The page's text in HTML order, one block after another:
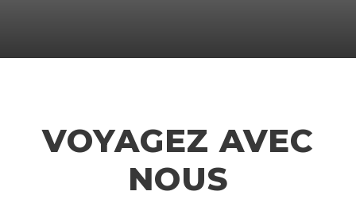
VOYAGEZ AVEC
NOUS